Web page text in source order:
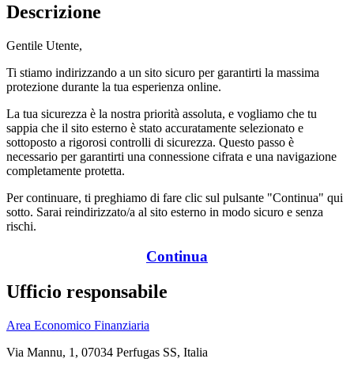
Descrizione
Gentile Utente,
Ti stiamo indirizzando a un sito sicuro per garantirti la massima
protezione durante la tua esperienza online.
La tua sicurezza è la nostra priorità assoluta, e vogliamo che tu
sappia che il sito esterno è stato accuratamente selezionato e
sottoposto a rigorosi controlli di sicurezza. Questo passo è
necessario per garantirti una connessione cifrata e una navigazione
completamente protetta.
Per continuare, ti preghiamo di fare clic sul pulsante "Continua" qui
sotto. Sarai reindirizzato/a al sito esterno in modo sicuro e senza
rischi.
Continua
Ufficio responsabile
Area Economico Finanziaria
Via Mannu, 1, 07034 Perfugas SS, Italia